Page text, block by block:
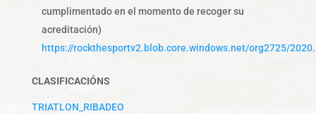
cumplimentado en el momento de recoger su
acreditación)
https://rockthesportv2.blob.core.windows.net/org2725/
CLASIFICACIÓNS
TRIATLON_RIBADEO